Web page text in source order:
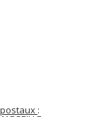
: